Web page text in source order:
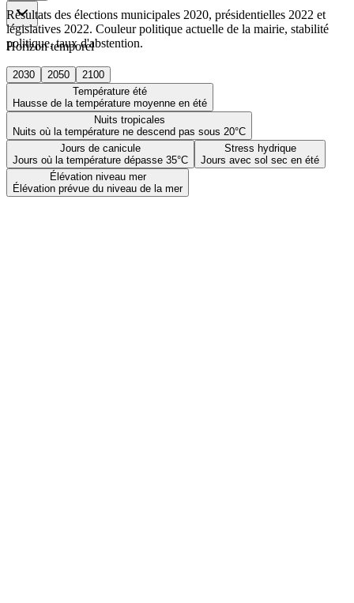
Horizon temporel
2030 2050
2100
Température été
Hausse de la température moyenne en été
Nuits tropicales
Nuits où la température ne descend pas sous 20°C
Jours de canicule
Jours où la température dépasse 35°C
Stress hydrique
Jours avec sol sec en été
Élévation niveau mer
Élévation prévue du niveau de la mer
Résultats des élections municipales 2020, présidentielles 2022 et
législatives 2022. Couleur politique actuelle de la mairie, stabilité
politique, taux d'abstention.